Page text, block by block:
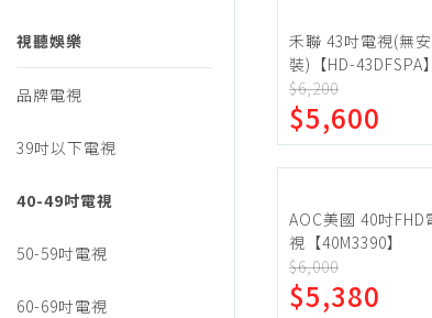
廚衛三機
廚房家電
生活家電
熟食、小吃、
零食、果乾、
蛋糕甜點、冰
生鮮、蔬果 (
視聽娛樂
品牌電視
39吋以下電視
40-49吋電視
50-59吋電視
60-69吋電視
禾聯 43吋電視(無安
裝)【HD-43DFSPA】
$6,200
$5,600
AOC美國 40吋FHD
視【40M3390】
$6,000
$5,380